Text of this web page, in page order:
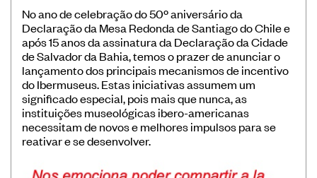
Sustentabilidade
Registro/Registo de Museus Ibero-
Americanos
Sistema de coleta de dados de
público de museus
No ano de celebração do 50º aniversário da
Declaração da Mesa Redonda de Santiago do Chile e
após 15 anos da assinatura da Declaração da Cidade
de Salvador da Bahia, temos o prazer de anunciar o
lançamento dos principais mecanismos de incentivo
do Ibermuseus. Estas iniciativas assumem um
significado especial, pois mais que nunca, as
instituições museológicas ibero-americanas
necessitam de novos e melhores impulsos para se
reativar e se desenvolver.